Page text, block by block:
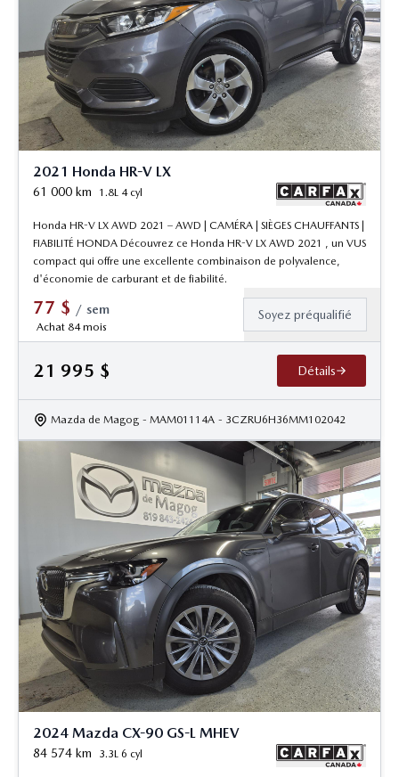
2021 Honda HR-V LX
61 000 km 1.8L 4 cyl
Honda HR-V LX AWD 2021 – AWD | CAMÉRA | SIÈGES CHAUFFANTS |
FIABILITÉ HONDA Découvrez ce Honda HR-V LX AWD 2021 , un VUS
compact qui offre une excellente combinaison de polyvalence,
d'économie de carburant et de fiabilité.
77 $ / sem
Achat 84 mois
Soyez préqualifié
21 995 $ Détails
Mazda de Magog - MAM01114A - 3CZRU6H36MM102042
2024 Mazda CX-90 GS-L MHEV
84 574 km 3.3L 6 cyl